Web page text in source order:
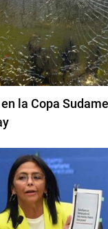
la Copa